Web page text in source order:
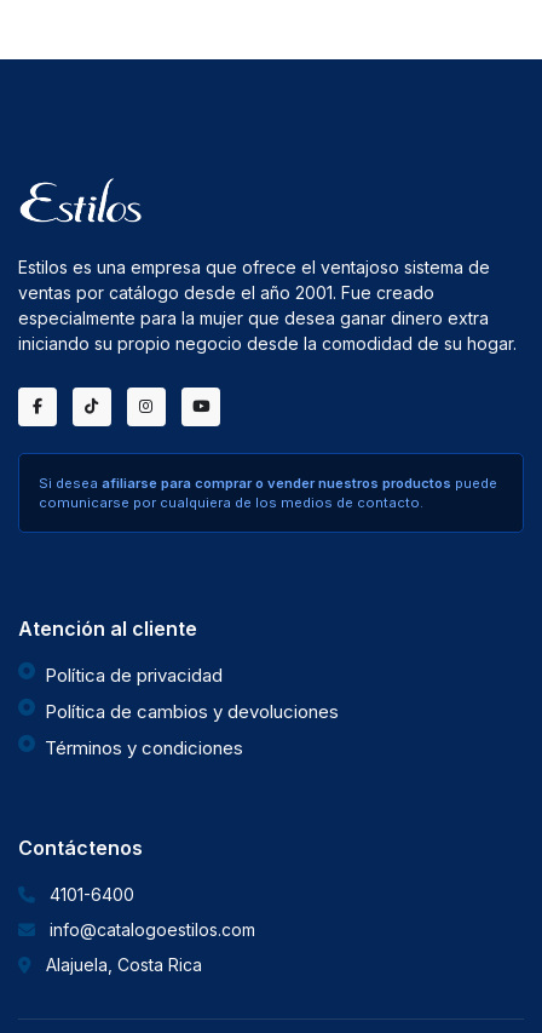
Estilos es una empresa que ofrece el ventajoso sistema de
ventas por catálogo desde el año 2001. Fue creado
especialmente para la mujer que desea ganar dinero extra
iniciando su propio negocio desde la comodidad de su hogar.
Si desea afiliarse para comprar o vender nuestros productos puede
comunicarse por cualquiera de los medios de contacto.
Atención al cliente
Política de privacidad
Política de cambios y devoluciones
Términos y condiciones
Contáctenos
4101-6400
info@catalogoestilos.com
Alajuela, Costa Rica